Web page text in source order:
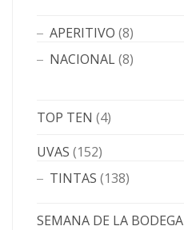
APERITIVO (8)
NACIONAL(8)
TOP TEN (4)
UVAS (152)
TINTAS (138)
SEMANA DE LA BODEGA